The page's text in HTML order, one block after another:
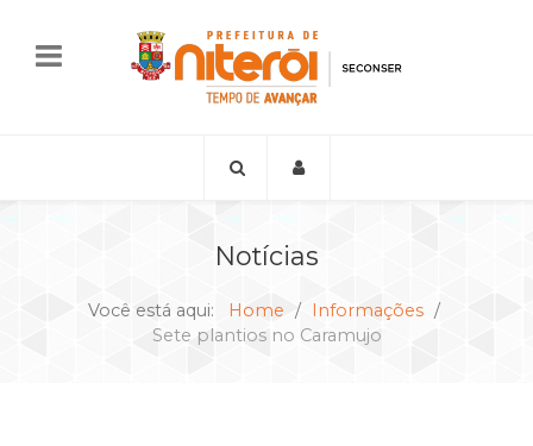
Notícias
Você está aqui: Home
Informações
Sete plantios no Caramujo